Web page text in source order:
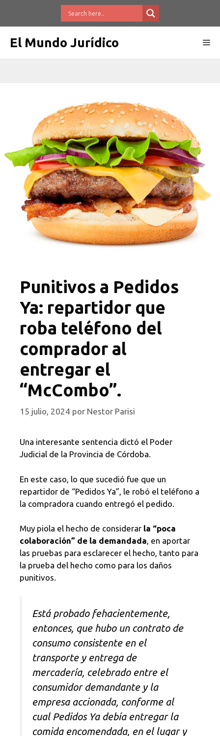
El Mundo Jurídico
Punitivos a Pedidos
Ya: repartidor que
roba teléfono del
comprador al
entregar el
“McCombo”.
15 julio, 2024 por Nestor Parisi
Una interesante sentencia dictó el Poder
Judicial de la Provincia de Córdoba.
En este caso, lo que sucedió fue que un
repartidor de “Pedidos Ya”, le robó el teléfono a
la compradora cuando entregó el pedido.
Muy piola el hecho de considerar la “poca
colaboración” de la demandada, en aportar
las pruebas para esclarecer el hecho, tanto para
la prueba del hecho como para los daños
punitivos.
Está probado fehacientemente,
entonces, que hubo un contrato de
consumo consistente en el
transporte y entrega de
mercadería, celebrado entre el
consumidor demandante y la
empresa accionada, conforme al
cual Pedidos Ya debía entregar la
comida encomendada, en el lugar y